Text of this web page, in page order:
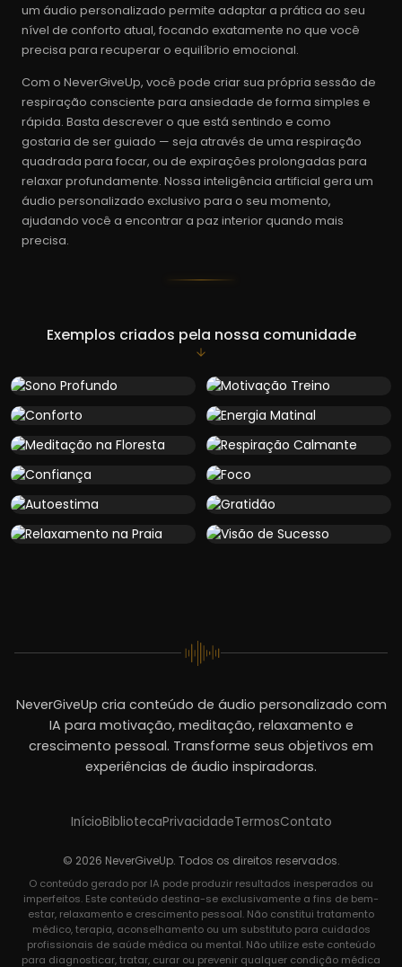
um áudio personalizado permite adaptar a prática ao seu
nível de conforto atual, focando exatamente no que você
precisa para recuperar o equilíbrio emocional.
Com o NeverGiveUp, você pode criar sua própria sessão de
respiração consciente para ansiedade de forma simples e
rápida. Basta descrever o que está sentindo e como
gostaria de ser guiado — seja através de uma respiração
quadrada para focar, ou de expirações prolongadas para
relaxar profundamente. Nossa inteligência artificial gera um
áudio personalizado exclusivo para o seu momento,
ajudando você a encontrar a paz interior quando mais
precisa.
Exemplos criados pela nossa comunidade
NeverGiveUp cria conteúdo de áudio personalizado com
IA para motivação, meditação, relaxamento e
crescimento pessoal. Transforme seus objetivos em
experiências de áudio inspiradoras.
InícioBibliotecaPrivacidadeTermosContato
© 2026 NeverGiveUp. Todos os direitos reservados.
O conteúdo gerado por IA pode produzir resultados inesperados ou
imperfeitos. Este conteúdo destina-se exclusivamente a fins de bem-
estar, relaxamento e crescimento pessoal. Não constitui tratamento
médico, terapia, aconselhamento ou um substituto para cuidados
profissionais de saúde médica ou mental. Não utilize este conteúdo
para diagnosticar, tratar, curar ou prevenir qualquer condição médica